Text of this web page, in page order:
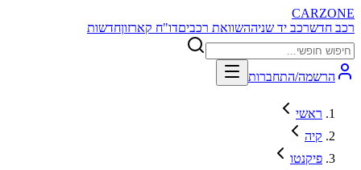
CARZONE
רכב חדשרכב יד שניההשוואת רכביםדו"ח קארזוןחדשות
הרשמה/התחברות
ראשי
קיה
פיקנטו